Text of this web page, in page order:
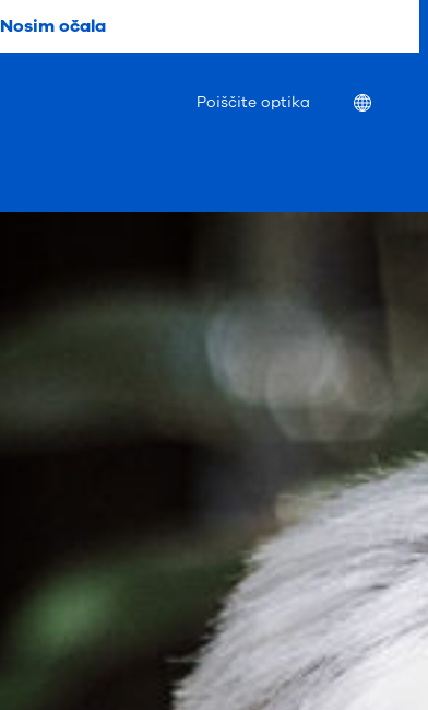
Nosim očala
Poiščite optika Location